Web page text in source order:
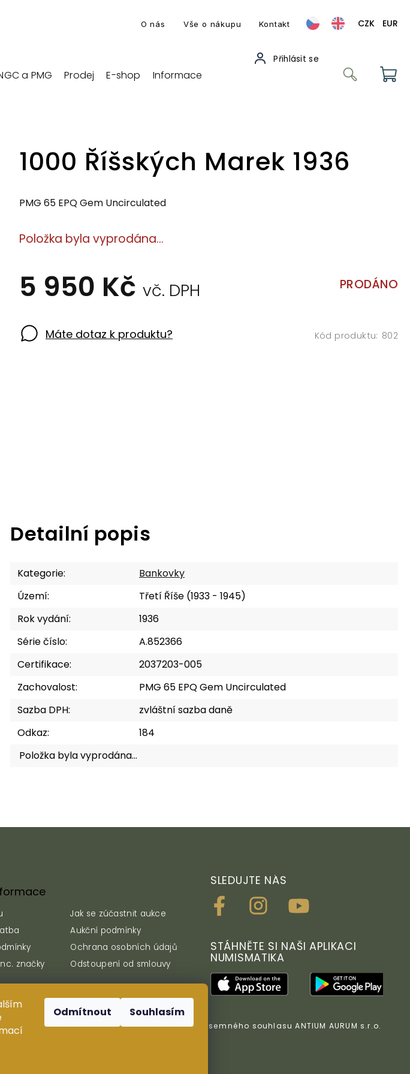
Odmítnout Souhlasím
O nás Vše o nákupu Kontakt CZK EUR
a PMG Prodej E-shop Informace
1000 Říšských Marek 1936
5 950 Kč PRODÁNO
Položka byla vyprodána…
PMG 65 EPQ Gem Uncirculated
Máte dotaz k produktu? 802
Detailní popis
Kategorie:
Bankovky
Území:
Třetí Říše (1933 - 1945)
Rok vydání:
1936
Série číslo:
A.852366
Certifikace:
2037203-005
Zachovalost:
PMG 65 EPQ Gem Uncirculated
Sazba DPH:
zvláštní sazba daně
Odkaz:
184
Položka byla vyprodána…
Jak se zúčastnit aukce
Aukční podmínky
Ochrana osobních údajů
značky
Odstoupení od smlouvy
SLEDUJTE NÁS
STÁHNĚTE SI NAŠI APLIKACI
NUMISMATIKA
a distribuce obsahu jsou bez předchozího písemného souhlasu ANTIUM AURUM s.r.o.